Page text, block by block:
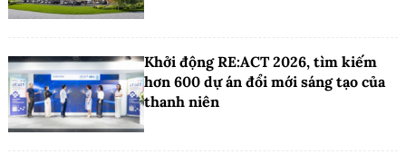
Khởi động RE:ACT 2026, tìm kiếm
hơn 600 dự án đổi mới sáng tạo của
thanh niên